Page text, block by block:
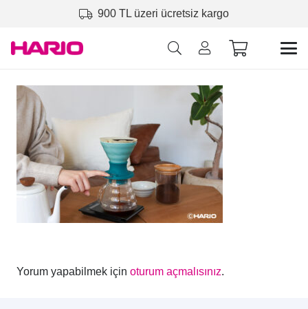
900 TL üzeri ücretsiz kargo
Yorum yapabilmek için oturum açmalısınız.